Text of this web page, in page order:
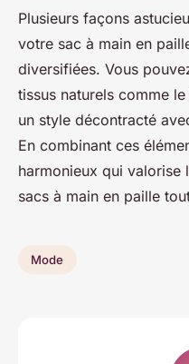
Plusieurs façons
votre sac à main en
diversifiées. Vous
tissus naturels comme
un style décontracté
En combinant ces
harmonieux qui valorise
sacs à main en paille
Mode